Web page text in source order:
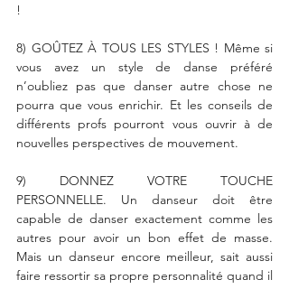
!
8) GOÛTEZ À TOUS LES STYLES ! Même si
vous avez un style de danse préféré
n’oubliez pas que danser autre chose ne
pourra que vous enrichir. Et les conseils de
différents profs pourront vous ouvrir à de
nouvelles perspectives de mouvement.
9) DONNEZ VOTRE TOUCHE
PERSONNELLE. Un danseur doit être
capable de danser exactement comme les
autres pour avoir un bon effet de masse.
Mais un danseur encore meilleur, sait aussi
faire ressortir sa propre personnalité quand il